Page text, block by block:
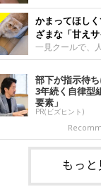
関節や食道への
てねこのきもち
き方が変わった
ように見えるこ
き声だけで原因
や環境の変化を
す。今回は獣医
えすぎを防ぐ4
ました。（1）
行き来できるよ
写真ギャラリー
ましょう。冷房
へも自由に行き
が通れる程度に
度に噛む“甘噛
ときに繰り出す
族でも噛まれる
ことも。ねこの
は、飼い主さん
し、愛猫が甘噛
感じる状況を教
ねこのきもち獣
には、実際に猫
いるのか、その
割の飼い主さん
でいる」と感じ
かまってほし
ざまな「甘え
一見クールで、
まり求めないよ
は甘えん坊な性
ん。今回は猫た
ン”について、
アニマルサイエ
先生に教えてい
かまってほしい
真ギャラリーも
てお世話を求め
す。子猫なので
い「ミャア」と
部下が指示待
3年続く自律型
要素」
PR(ビズヒント)
もっと